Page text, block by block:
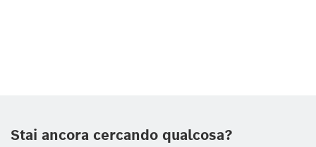
Stai ancora cercando qualcosa?